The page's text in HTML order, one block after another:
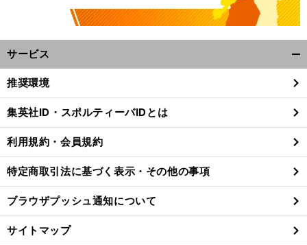
サービス
閉
る
推奨環境
集英社ID・スポルティーバIDとは
利用規約・会員規約
特定商取引法に基づく表示・その他の事項
ブラウザプッシュ通知について
サイトマップ